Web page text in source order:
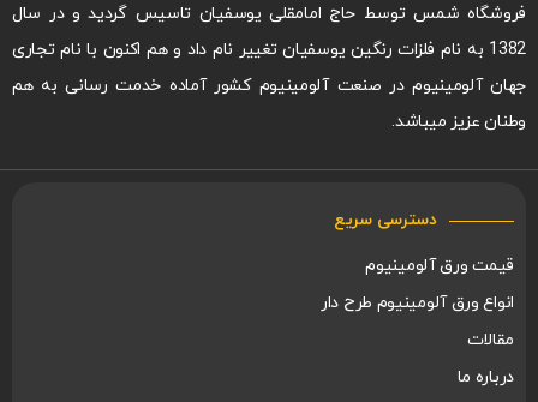
فروشگاه شمس توسط حاج امامقلی یوسفیان تاسیس گردید و در سال
1382 به نام فلزات رنگین یوسفیان تغییر نام داد و هم اکنون با نام تجاری
جهان آلومینیوم در صنعت آلومینیوم کشور آماده خدمت رسانی به هم
وطنان عزیز میباشد.
دسترسی سریع
قیمت ورق آلومینیوم
انواع ورق آلومینیوم طرح دار
مقالات
درباره ما